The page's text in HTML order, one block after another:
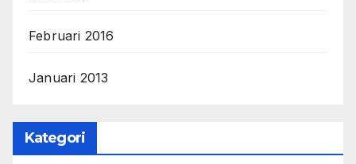
Februari 2016
Januari 2013
Kategori